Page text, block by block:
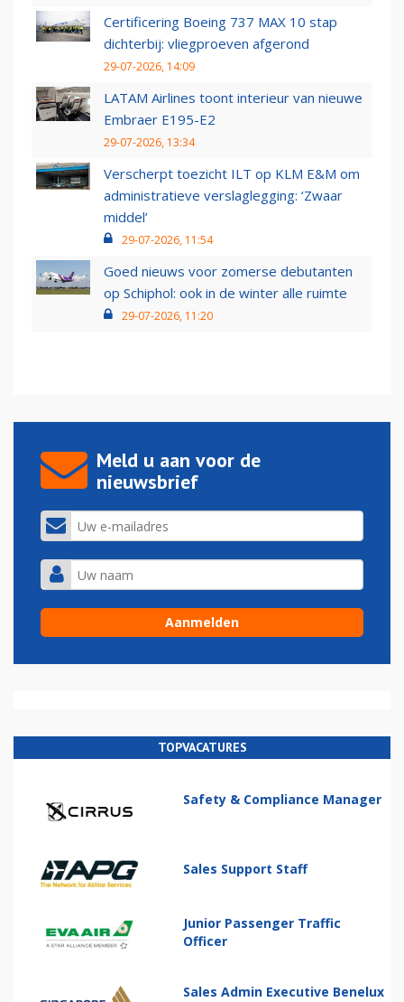
Certificering Boeing 737 MAX 10 stap
dichterbij: vliegproeven afgerond
29-07-2026, 14:09
LATAM Airlines toont interieur van nieuwe
Embraer E195-E2
29-07-2026, 13:34
Verscherpt toezicht ILT op KLM E&M om
administratieve verslaglegging: ‘Zwaar
middel’
29-07-2026, 11:54
Goed nieuws voor zomerse debutanten
op Schiphol: ook in de winter alle ruimte
29-07-2026, 11:20
Meld u aan voor de
nieuwsbrief
TOPVACATURES
Safety & Compliance Manager
Sales Support Staff
Junior Passenger Traffic
Officer
Sales Admin Executive Benelux